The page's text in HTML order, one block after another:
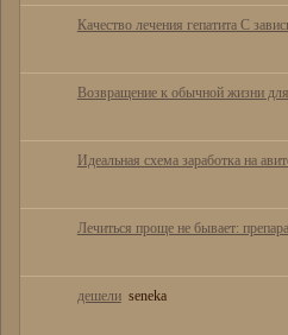
Качество лечения гепатита С
Возвращение к обычной жизни
Идеальная схема заработка на
Лечиться проще не бывает:
дешели seneka